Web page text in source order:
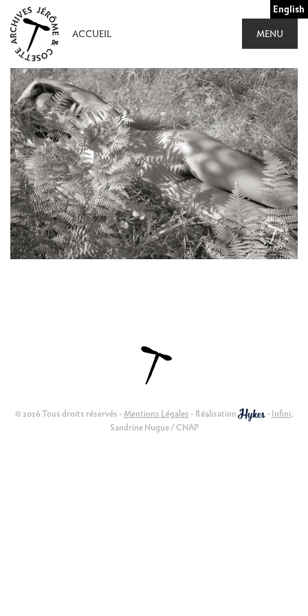
Aller
au
contenu
English
ACCUEIL
MENU
© 2026 Tous droits réservés -Mentions Légales - Réalisation - Infini,
Sandrine Nugue / CNAP